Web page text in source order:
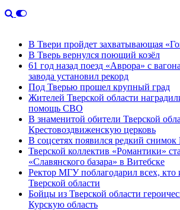
В Твери пройдет захватывающая
В Тверь вернулся поющий козёл
61 год назад поезд «Аврора» с
завода установил рекорд
Под Тверью прошел крупный град
Жителей Тверской области
помощь СВО
В знаменитой обители Тверской
Крестовоздвиженскую церковь
В соцсетях появился редкий
Тверской коллектив «Романтики»
«Славянского базара» в Витебске
Ректор МГУ поблагодарил всех, кто
Тверской области
Бойцы из Тверской области
Курскую область